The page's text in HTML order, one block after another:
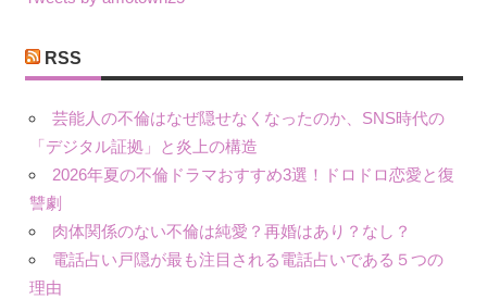
ー RSS
芸能人の不倫はなぜ隠せなくなったのか、SNS時代の
「デジタル証拠」と炎上の構造
2026年夏の不倫ドラマおすすめ3選！ドロドロ恋愛と復
讐劇
肉体関係のない不倫は純愛？再婚はあり？なし？
電話占い戸隠が最も注目される電話占いである５つの
理由